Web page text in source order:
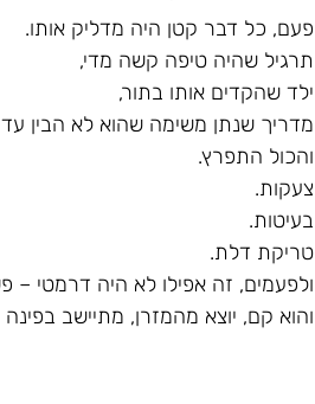
פעם, כל דבר קטן היה מדליק אותו.
תרגיל שהיה טיפה קשה מדי,
ילד שהקדים אותו בתור,
מדריך שנתן משימה שהוא לא הבין
והכול התפרץ.
צעקות.
בעיטות.
טריקת דלת.
ולפעמים, זה אפילו לא היה דרמטי
והוא קם, יוצא מהמזרן, מתיישב